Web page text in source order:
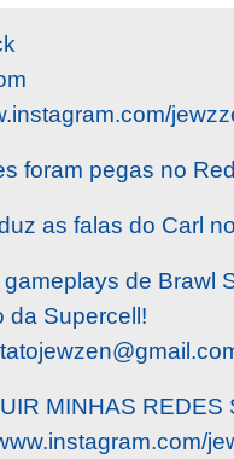
foram pegas no
as falas do Carl
de Brawl
da Supercell!
MINHAS REDES